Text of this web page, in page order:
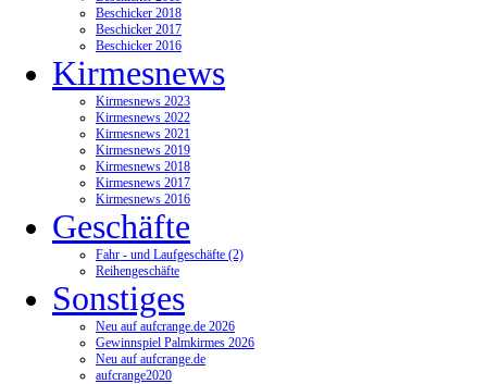
Beschicker 2018
Beschicker 2017
Beschicker 2016
Kirmesnews
Kirmesnews 2023
Kirmesnews 2022
Kirmesnews 2021
Kirmesnews 2019
Kirmesnews 2018
Kirmesnews 2017
Kirmesnews 2016
Geschäfte
Fahr - und Laufgeschäfte (2)
Reihengeschäfte
Sonstiges
Neu auf aufcrange.de 2026
Gewinnspiel Palmkirmes 2026
Neu auf aufcrange.de
aufcrange2020